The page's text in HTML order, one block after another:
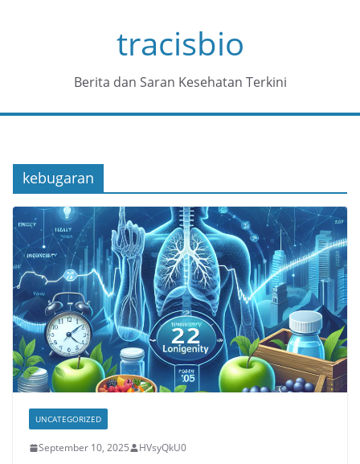
tracisbio
Berita dan Saran Kesehatan Terkini
kebugaran
UNCATEGORIZED
September 10, 2025 HVsyQkU0